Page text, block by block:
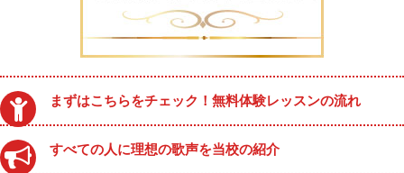
まずはこちらをチェック！無料体験レッスンの流れ
すべての人に理想の歌声を当校の紹介